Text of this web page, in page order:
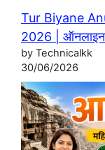
Tur Biyane
2026 | ऑनलाइन
by Technicalkk
30/06/2026